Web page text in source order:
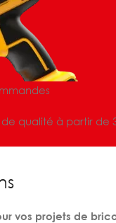
qualité à partir de
vos projets de